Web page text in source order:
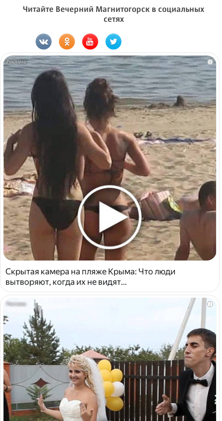
Читайте Вечерний Магнитогорск в социальных
сетях
i
Скрытая камера на пляже Крыма: Что люди
вытворяют, когда их не видят...
i